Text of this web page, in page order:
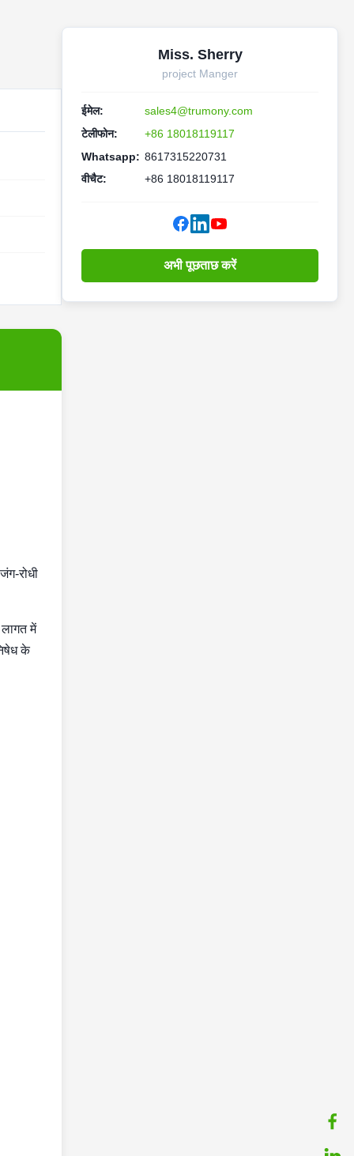
रोधी
में
के
Miss. Sherry
project Manger
ईमेल:
sales4@trumony.com
टेलीफोन:
+86 18018119117
Whatsapp: 8617315220731
वीचैट:
+86 18018119117
अभी पूछताछ करें